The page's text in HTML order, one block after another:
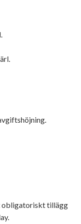
obligatoriskt tillägg